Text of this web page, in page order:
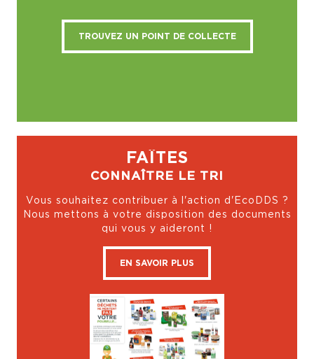
TROUVEZ UN POINT DE COLLECTE
FAÎTES
CONNAÎTRE LE TRI
Vous souhaitez contribuer à l'action d'EcoDDS ?
Nous mettons à votre disposition des documents
qui vous y aideront !
EN SAVOIR PLUS